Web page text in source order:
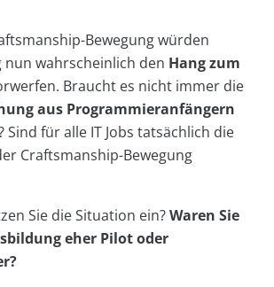
Bewegung würden
nun wahrscheinlich den Hang zum
Braucht es nicht immer die
aus Programmieranfängern
Sind für alle IT Jobs tatsächlich die
Craftsmanship-Bewegung
Sie die Situation ein?Waren Sie
eher Pilot oder